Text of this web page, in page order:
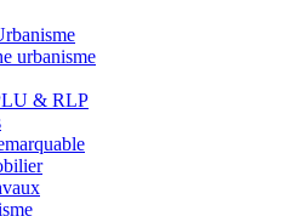
urbanisme
& RLP